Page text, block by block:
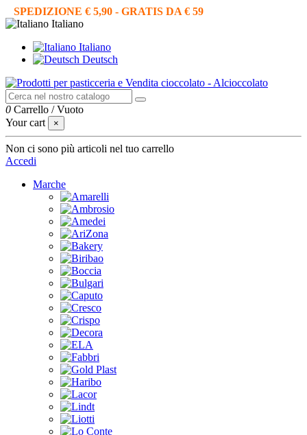
SPEDIZIONE € 5,90 - GRATIS DA € 59
Italiano
Italiano
Deutsch
0 Carrello /Vuoto
Your cart
×
Non ci sono più articoli nel tuo carrello
Accedi
Marche